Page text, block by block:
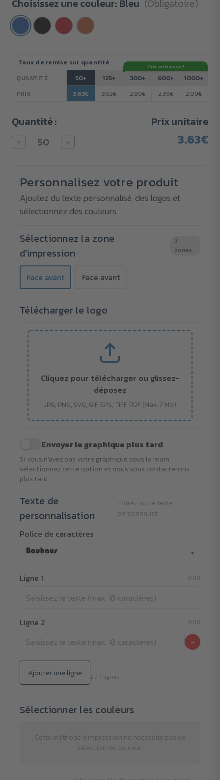
Choisissez une couleur: Bleu (Obligatoire)
Stock
actuel :
Taux de remise sur quantité
QUANTITÉ
PRIX
Prix en baisse !
50+
3.63€
125+
3.52€
300+
2.89€
600+
2.39€
1000+
2.09€
Quantité :
Diminuer
la
clés
Multi
avec
décapsuleur
Augmenter
la
clés
Multi
avec
décapsuleur
Prix unitaire
3.63€
Personnalisez votre produit
Ajoutez du texte personnalisé, des logos et
sélectionnez des couleurs
Sélectionnez la zone
d'impression
2
zones
Face avant Face avant
Télécharger le logo
Cliquez pour télécharger ou glissez-
déposez
JPG, PNG, SVG, GIF, EPS, TIFF, PDF (Max. 7 Mo)
Envoyer le graphique plus tard
Si vous n'avez pas votre graphique sous la main,
sélectionnez cette option et nous vous contacterons
plus tard.
Texte de
personnalisation
Entrez votre texte
personnalisé
Police de caractères
▾
Ligne 1 0/18
Ligne 2 0/18
−
Ajouter une ligne 2 / 7 lignes
Sélectionner les couleurs
Cette méthode d'impression ne nécessite pas de
sélection de couleur.